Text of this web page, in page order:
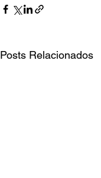
Posts Relacionados